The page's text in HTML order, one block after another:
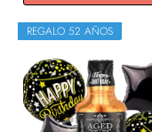
REGALO 52 AÑOS